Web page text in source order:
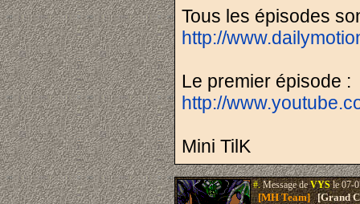
Tous les épisodes
http://
Le premier épisode :
http://
Mini TilK
#.Message deVYSle 07-
[MH Team][Grand